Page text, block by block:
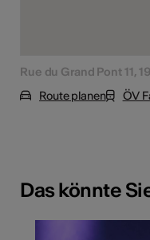
Rue du Grand Pont 11,
Route planen
ÖV
Das könnte